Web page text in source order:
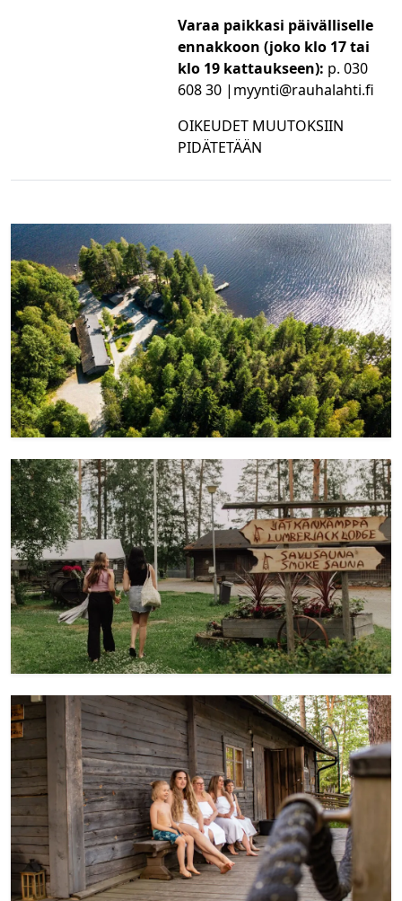
Varaa paikkasi päivälliselle
ennakkoon (joko klo 17 tai
klo 19 kattaukseen): p. 030
608 30 |myynti@rauhalahti.fi
OIKEUDET MUUTOKSIIN
PIDÄTETÄÄN